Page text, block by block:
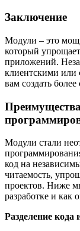
Заключение
Модули – это
который
приложений.
клиентскими или
вам создать
Модули стали
код на
читаемость,
проектов. Ниже
разработке и как
Разделение кода